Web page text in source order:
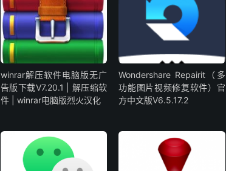
winrar解压软件电脑版无广
告版下载V7.20.1 | 解压缩软
件 | winrar电脑版烈火汉化
Wondershare Repairit（多
功能图片视频修复软件）官
方中文版V6.5.17.2